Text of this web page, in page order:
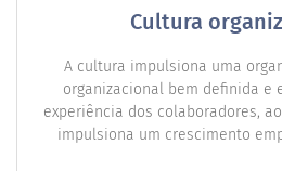
Cultura
A cultura impulsiona uma
organizacional bem definida e
experiência dos colaboradores,
impulsiona um crescimento